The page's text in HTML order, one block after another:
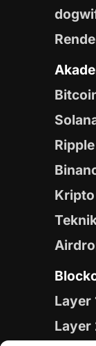
Layer
Layer